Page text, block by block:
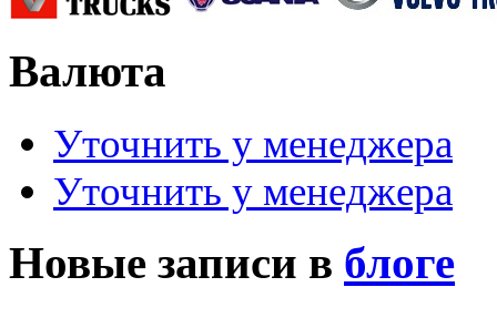
Валюта
Уточнить у менеджера
Уточнить у менеджера
Новые записи в блоге